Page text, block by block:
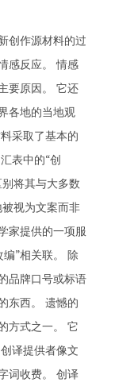
创作源材料的过
感反应。 情感
要原因。 它还
各地的当地观
采取了基本的
表中的“创
将其与大多数
视为文案而非
家提供的一项服
”相关联。 除
品牌口号或标语
东西。 遗憾的
方式之一。 它
译提供者像文
词收费。 创译